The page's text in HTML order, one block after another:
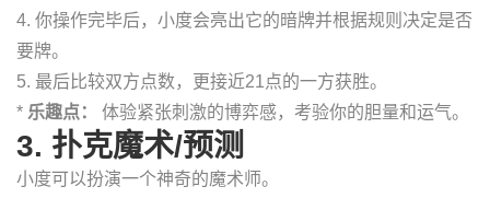
4. 你操作完毕后，小度会亮出它的暗牌并根据规则决定是否
要牌。
5. 最后比较双方点数，更接近21点的一方获胜。
* 乐趣点： 体验紧张刺激的博弈感，考验你的胆量和运气。
3. 扑克魔术/预测
小度可以扮演一个神奇的魔术师。